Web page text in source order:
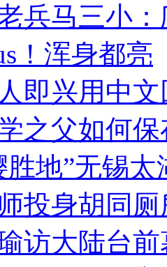
兵马三小
！浑身都亮
即兴用中
之父如何
胜地”无锡
投身胡同
访大陆台